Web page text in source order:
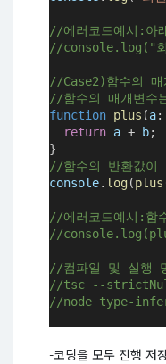
//에러코드예시:아
//console.log("회
//Case2)함수의 매
//함수의 매개변수
function plus (a:
return a + b;
}
//함수의 반환값이
console. log(plus
//에러코드예시:함
//
//컴파일 및 실행
//tsc --
//node type-
-코딩을 모두 진행 저